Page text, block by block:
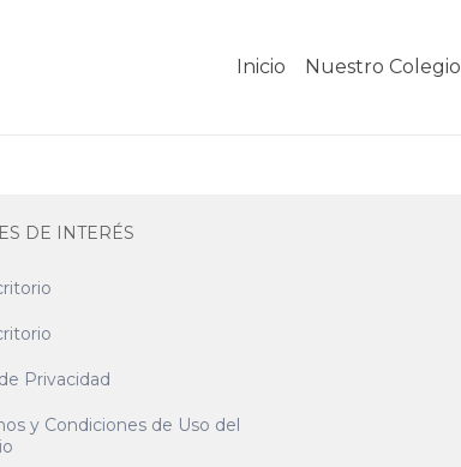
Inicio Nuestro Colegio
DE INTERÉS
Privacidad
y Condiciones de Uso del